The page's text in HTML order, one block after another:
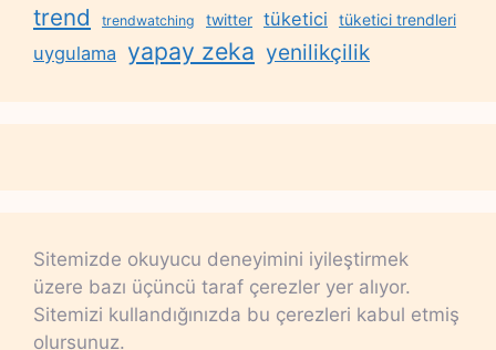
trend trendwatching twitter tüketici tüketici trendleri
uygulama yapay zeka yenilikçilik
Sitemizde okuyucu deneyimini iyileştirmek
üzere bazı üçüncü taraf çerezler yer alıyor.
Sitemizi kullandığınızda bu çerezleri kabul etmiş
olursunuz.